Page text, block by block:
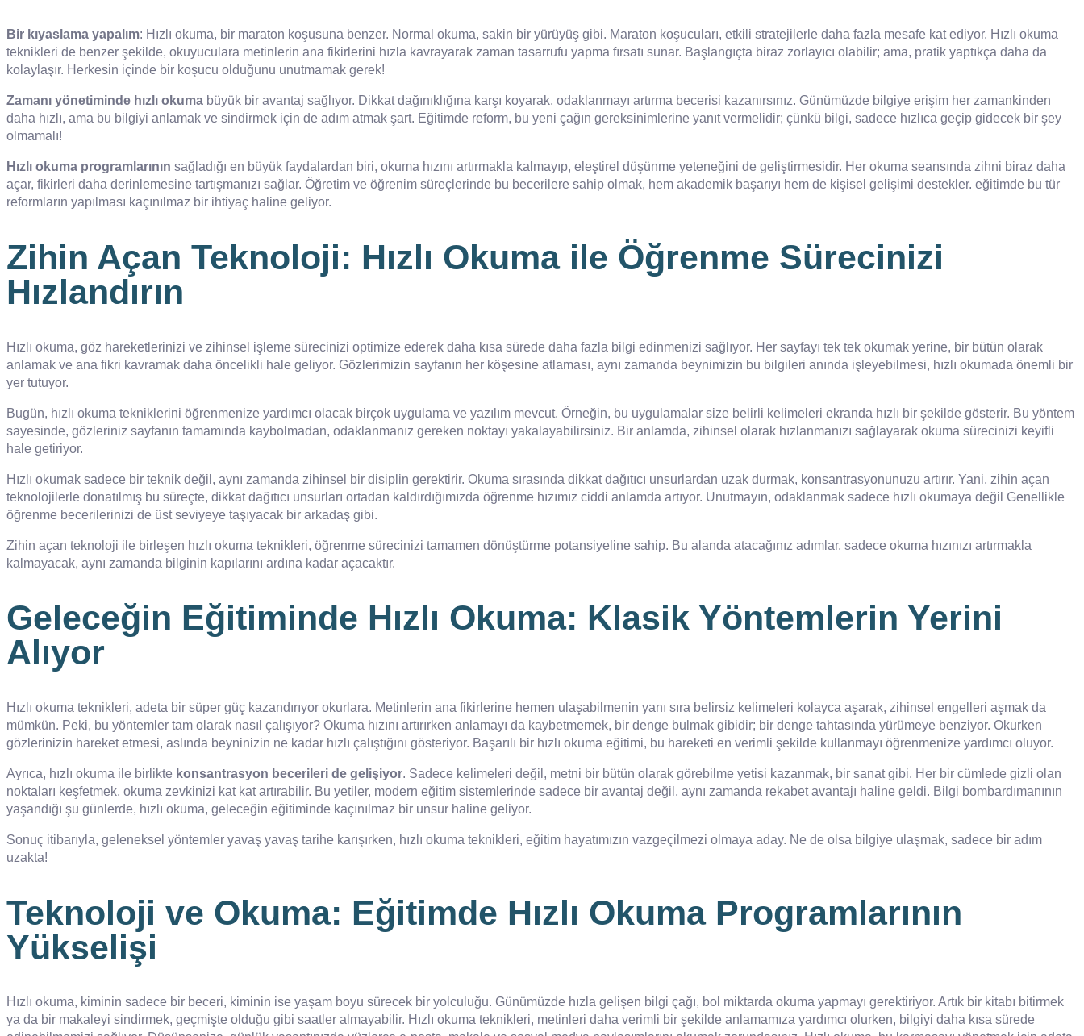
Bir kıyaslama yapalım: Hızlı okuma, bir maraton koşusuna benzer. Normal okuma, sakin bir yürüyüş gibi. Maraton koşucuları, etkili stratejilerle daha fazla mesafe kat ediyor. Hızlı okuma
teknikleri de benzer şekilde, okuyuculara metinlerin ana fikirlerini hızla kavrayarak zaman tasarrufu yapma fırsatı sunar. Başlangıçta biraz zorlayıcı olabilir; ama, pratik yaptıkça daha da
kolaylaşır. Herkesin içinde bir koşucu olduğunu unutmamak gerek!
Zamanı yönetiminde hızlı okuma büyük bir avantaj sağlıyor. Dikkat dağınıklığına karşı koyarak, odaklanmayı artırma becerisi kazanırsınız. Günümüzde bilgiye erişim her zamankinden
daha hızlı, ama bu bilgiyi anlamak ve sindirmek için de adım atmak şart. Eğitimde reform, bu yeni çağın gereksinimlerine yanıt vermelidir; çünkü bilgi, sadece hızlıca geçip gidecek bir şey
olmamalı!
Hızlı okuma programlarının sağladığı en büyük faydalardan biri, okuma hızını artırmakla kalmayıp, eleştirel düşünme yeteneğini de geliştirmesidir. Her okuma seansında zihni biraz daha
açar, fikirleri daha derinlemesine tartışmanızı sağlar. Öğretim ve öğrenim süreçlerinde bu becerilere sahip olmak, hem akademik başarıyı hem de kişisel gelişimi destekler. eğitimde bu tür
reformların yapılması kaçınılmaz bir ihtiyaç haline geliyor.
Zihin Açan Teknoloji: Hızlı Okuma ile Öğrenme Sürecinizi
Hızlandırın
Hızlı okuma, göz hareketlerinizi ve zihinsel işleme sürecinizi optimize ederek daha kısa sürede daha fazla bilgi edinmenizi sağlıyor. Her sayfayı tek tek okumak yerine, bir bütün olarak
anlamak ve ana fikri kavramak daha öncelikli hale geliyor. Gözlerimizin sayfanın her köşesine atlaması, aynı zamanda beynimizin bu bilgileri anında işleyebilmesi, hızlı okumada önemli bir
yer tutuyor.
Bugün, hızlı okuma tekniklerini öğrenmenize yardımcı olacak birçok uygulama ve yazılım mevcut. Örneğin, bu uygulamalar size belirli kelimeleri ekranda hızlı bir şekilde gösterir. Bu yöntem
sayesinde, gözleriniz sayfanın tamamında kaybolmadan, odaklanmanız gereken noktayı yakalayabilirsiniz. Bir anlamda, zihinsel olarak hızlanmanızı sağlayarak okuma sürecinizi keyifli
hale getiriyor.
Hızlı okumak sadece bir teknik değil, aynı zamanda zihinsel bir disiplin gerektirir. Okuma sırasında dikkat dağıtıcı unsurlardan uzak durmak, konsantrasyonunuzu artırır. Yani, zihin açan
teknolojilerle donatılmış bu süreçte, dikkat dağıtıcı unsurları ortadan kaldırdığımızda öğrenme hızımız ciddi anlamda artıyor. Unutmayın, odaklanmak sadece hızlı okumaya değil Genellikle
öğrenme becerilerinizi de üst seviyeye taşıyacak bir arkadaş gibi.
Zihin açan teknoloji ile birleşen hızlı okuma teknikleri, öğrenme sürecinizi tamamen dönüştürme potansiyeline sahip. Bu alanda atacağınız adımlar, sadece okuma hızınızı artırmakla
kalmayacak, aynı zamanda bilginin kapılarını ardına kadar açacaktır.
Geleceğin Eğitiminde Hızlı Okuma: Klasik Yöntemlerin Yerini
Alıyor
Hızlı okuma teknikleri, adeta bir süper güç kazandırıyor okurlara. Metinlerin ana fikirlerine hemen ulaşabilmenin yanı sıra belirsiz kelimeleri kolayca aşarak, zihinsel engelleri aşmak da
mümkün. Peki, bu yöntemler tam olarak nasıl çalışıyor? Okuma hızını artırırken anlamayı da kaybetmemek, bir denge bulmak gibidir; bir denge tahtasında yürümeye benziyor. Okurken
gözlerinizin hareket etmesi, aslında beyninizin ne kadar hızlı çalıştığını gösteriyor. Başarılı bir hızlı okuma eğitimi, bu hareketi en verimli şekilde kullanmayı öğrenmenize yardımcı oluyor.
Ayrıca, hızlı okuma ile birlikte konsantrasyon becerileri de gelişiyor. Sadece kelimeleri değil, metni bir bütün olarak görebilme yetisi kazanmak, bir sanat gibi. Her bir cümlede gizli olan
noktaları keşfetmek, okuma zevkinizi kat kat artırabilir. Bu yetiler, modern eğitim sistemlerinde sadece bir avantaj değil, aynı zamanda rekabet avantajı haline geldi. Bilgi bombardımanının
yaşandığı şu günlerde, hızlı okuma, geleceğin eğitiminde kaçınılmaz bir unsur haline geliyor.
Sonuç itibarıyla, geleneksel yöntemler yavaş yavaş tarihe karışırken, hızlı okuma teknikleri, eğitim hayatımızın vazgeçilmezi olmaya aday. Ne de olsa bilgiye ulaşmak, sadece bir adım
uzakta!
Teknoloji ve Okuma: Eğitimde Hızlı Okuma Programlarının
Yükselişi
Hızlı okuma, kiminin sadece bir beceri, kiminin ise yaşam boyu sürecek bir yolculuğu. Günümüzde hızla gelişen bilgi çağı, bol miktarda okuma yapmayı gerektiriyor. Artık bir kitabı bitirmek
ya da bir makaleyi sindirmek, geçmişte olduğu gibi saatler almayabilir. Hızlı okuma teknikleri, metinleri daha verimli bir şekilde anlamamıza yardımcı olurken, bilgiyi daha kısa sürede